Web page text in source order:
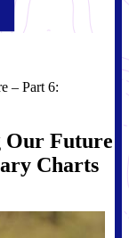
– Part 6:
Our Future
Charts